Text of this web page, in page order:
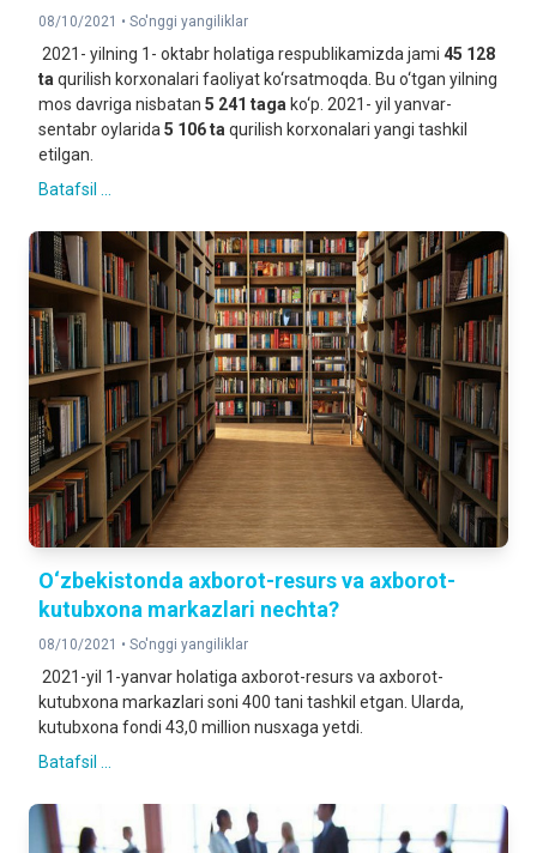
08/10/2021 • So'nggi yangiliklar
2021- yilning 1- oktabr holatiga respublikamizda jami 45 128
ta qurilish korxonalari faoliyat ko‘rsatmoqda. Bu o‘tgan yilning
mos davriga nisbatan 5 241 taga ko‘p. 2021- yil yanvar-
sentabr oylarida 5 106 ta qurilish korxonalari yangi tashkil
etilgan.
Batafsil ...
O‘zbekistonda axborot-resurs va axborot-
kutubxona markazlari nechta?
08/10/2021 • So'nggi yangiliklar
2021-yil 1-yanvar holatiga axborot-resurs va axborot-
kutubxona markazlari soni 400 tani tashkil etgan. Ularda,
kutubxona fondi 43,0 million nusxaga yetdi.
Batafsil ...